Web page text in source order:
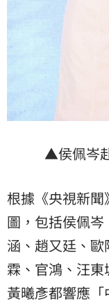
▲侯佩岑
根據《央視新
圖，包括侯佩
涵、趙又廷、
霖、官鴻、汪東
黃曦彥都響應「